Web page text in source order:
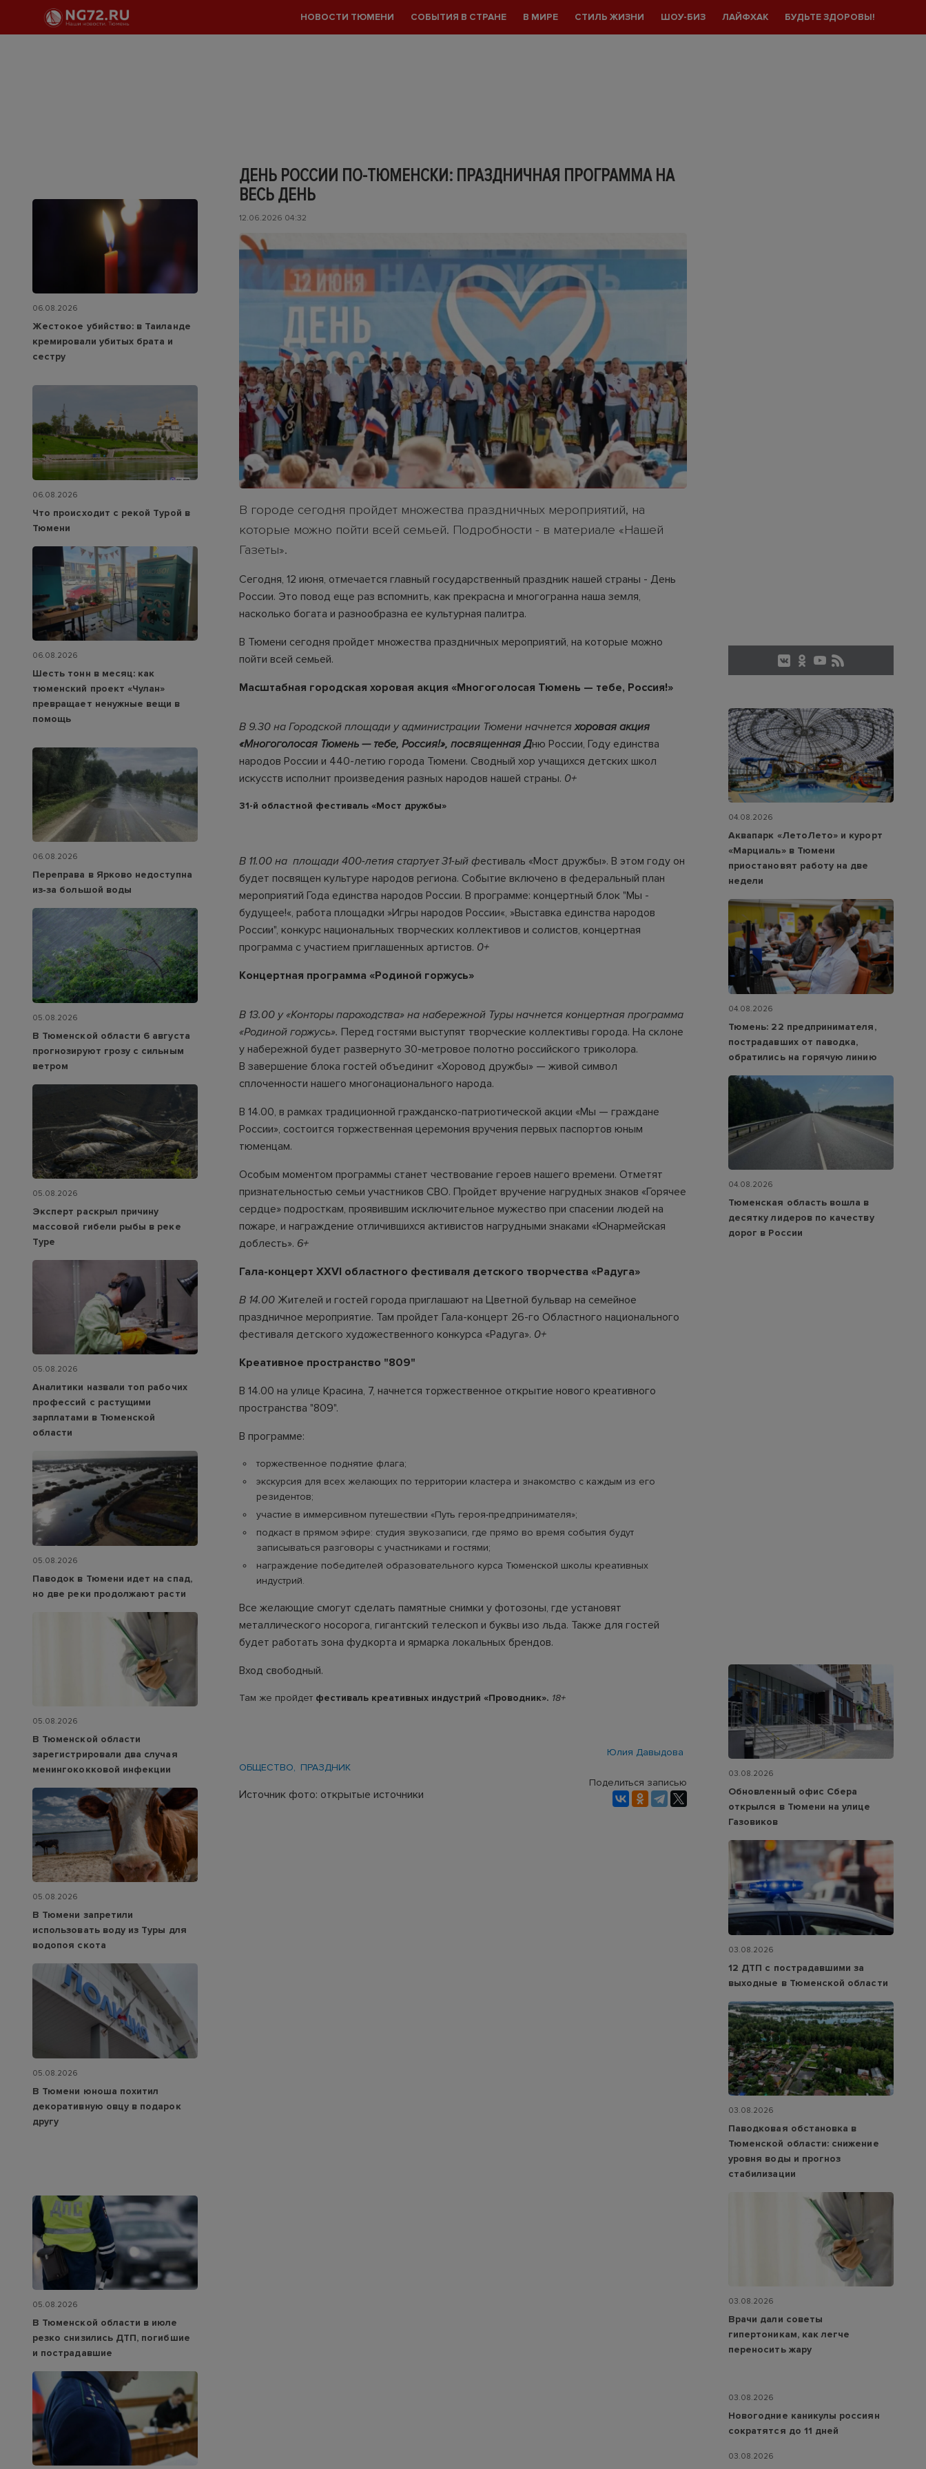
НОВОСТИ ТЮМЕНИ СОБЫТИЯ В СТРАНЕ В МИРЕ СТИЛЬ ЖИЗНИ ШОУ-БИЗ ЛАЙФХАК БУДЬТЕ ЗДОРОВЫ!
ДЕНЬ РОССИИ ПО-ТЮМЕНСКИ: ПРАЗДНИЧНАЯ ПРОГРАММА НА
ВЕСЬ ДЕНЬ
12.06.2026 04:32
В городе сегодня пройдет множества праздничных мероприятий, на
которые можно пойти всей семьей. Подробности - в материале «Нашей
Газеты».
Сегодня, 12 июня, отмечается главный государственный праздник нашей страны - День
России. Это повод еще раз вспомнить, как прекрасна и многогранна наша земля,
насколько богата и разнообразна ее культурная палитра.
В Тюмени сегодня пройдет множества праздничных мероприятий, на которые можно
пойти всей семьей.
Масштабная городская хоровая акция «Многоголосая Тюмень — тебе, Россия!»
В 9.30 на Городской площади у администрации Тюмени начнетсяхоровая акция
«Многоголосая Тюмень — тебе, Россия!», посвященная Дню России, Году единства
народов России и 440-летию города Тюмени. Сводный хор учащихся детских школ
искусств исполнит произведения разных народов нашей страны. 0+
31-й областной фестиваль «Мост дружбы»
В 11.00 на площади 400-летия стартует 31-ый фестиваль «Мост дружбы». В этом году он
будет посвящен культуре народов региона. Событие включено в федеральный план
мероприятий Года единства народов России. В программе: концертный блок "Мы -
будущее!«, работа площадки »Игры народов России«, »Выставка единства народов
России", конкурс национальных творческих коллективов и солистов, концертная
программа с участием приглашенных артистов. 0+
Концертная программа «Родиной горжусь»
В 13.00 у «Конторы пароходства» на набережной Туры начнется концертная программа
«Родиной горжусь». Перед гостями выступят творческие коллективы города. На склоне
у набережной будет развернуто 30-метровое полотно российского триколора.
В завершение блока гостей объединит «Хоровод дружбы» — живой символ
сплоченности нашего многонационального народа.
В 14.00, в рамках традиционной гражданско-патриотической акции «Мы — граждане
России», состоится торжественная церемония вручения первых паспортов юным
тюменцам.
Особым моментом программы станет чествование героев нашего времени. Отметят
признательностью семьи участников СВО. Пройдет вручение нагрудных знаков «Горячее
сердце» подросткам, проявившим исключительное мужество при спасении людей на
пожаре, и награждение отличившихся активистов нагрудными знаками «Юнармейская
доблесть». 6+
Гала-концерт XXVI областного фестиваля детского творчества «Радуга»
В 14.00 Жителей и гостей города приглашают на Цветной бульвар на семейное
праздничное мероприятие. Там пройдет Гала-концерт 26-го Областного национального
фестиваля детского художественного конкурса «Радуга». 0+
Креативное пространство "809"
В 14.00 на улице Красина, 7, начнется торжественное открытие нового креативного
пространства "809".
В программе:
торжественное поднятие флага;
экскурсия для всех желающих по территории кластера и знакомство с каждым из его
резидентов;
участие в иммерсивном путешествии «Путь героя-предпринимателя»;
подкаст в прямом эфире: студия звукозаписи, где прямо во время события будут
записываться разговоры с участниками и гостями;
награждение победителей образовательного курса Тюменской школы креативных
индустрий.
Все желающие смогут сделать памятные снимки у фотозоны, где установят
металлического носорога, гигантский телескоп и буквы изо льда. Также для гостей
будет работать зона фудкорта и ярмарка локальных брендов.
Вход свободный.
Там же пройдет фестиваль креативных индустрий «Проводник». 18+
Юлия Давыдова
ОБЩЕСТВО
ПРАЗДНИК
Источник фото: открытые источники
Поделиться записью
06.08.2026
Жестокое убийство: в Таиланде
кремировали убитых брата и
сестру
06.08.2026
Что происходит с рекой Турой в
Тюмени
06.08.2026
Шесть тонн в месяц: как
тюменский проект «Чулан»
превращает ненужные вещи в
помощь
06.08.2026
Переправа в Ярково недоступна
из‑за большой воды
05.08.2026
В Тюменской области 6 августа
прогнозируют грозу с сильным
ветром
05.08.2026
Эксперт раскрыл причину
массовой гибели рыбы в реке
Туре
05.08.2026
Аналитики назвали топ рабочих
профессий с растущими
зарплатами в Тюменской
области
05.08.2026
Паводок в Тюмени идет на спад,
но две реки продолжают расти
05.08.2026
В Тюменской области
зарегистрировали два случая
менингококковой инфекции
05.08.2026
В Тюмени запретили
использовать воду из Туры для
водопоя скота
05.08.2026
В Тюмени юноша похитил
декоративную овцу в подарок
другу
05.08.2026
В Тюменской области в июле
резко снизились ДТП, погибшие
и пострадавшие
04.08.2026
Аквапарк «ЛетоЛето» и курорт
«Марциаль» в Тюмени
приостановят работу на две
недели
04.08.2026
Тюмень: 22 предпринимателя,
пострадавших от паводка,
обратились на горячую линию
04.08.2026
Тюменская область вошла в
десятку лидеров по качеству
дорог в России
03.08.2026
Обновленный офис Сбера
открылся в Тюмени на улице
Газовиков
03.08.2026
12 ДТП с пострадавшими за
выходные в Тюменской области
03.08.2026
Паводковая обстановка в
Тюменской области: снижение
уровня воды и прогноз
стабилизации
03.08.2026
Врачи дали советы
гипертоникам, как легче
переносить жару
03.08.2026
Новогодние каникулы россиян
сократятся до 11 дней
03.08.2026